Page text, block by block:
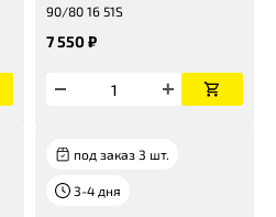
90/80 16 51S
7 550 ₽
под заказ 3 шт.
3-4 дня